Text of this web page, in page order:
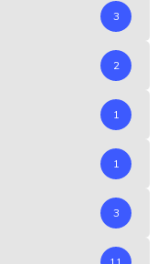
3
2
1
1
3